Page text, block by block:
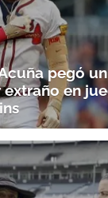
pegó un
en